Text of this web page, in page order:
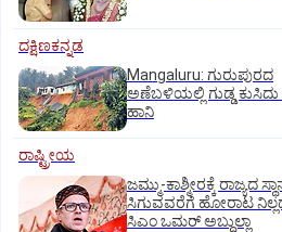
ದಕ್ಷಿಣಕನ್ನಡ
Mangaluru: ಗುರುಪುರದ
ಅಣೆಬಳಿಯಲ್ಲಿ ಗುಡ್ಡ
ಹಾನಿ
ರಾಷ್ಟ್ರೀಯ
ಜಮ್ಮು-ಕಾಶ್ಮೀರಕ್ಕೆ ರಾಜ್ಯದ
ಸಿಗುವವರೆಗೆ ಹೋರಾಟ
ಸಿಎಂ ಒಮರ್ ಅಬ್ದುಲ್ಲಾ